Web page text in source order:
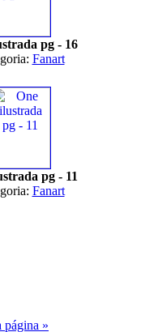
pg - 16
Fanart
pg - 11
Fanart
página »